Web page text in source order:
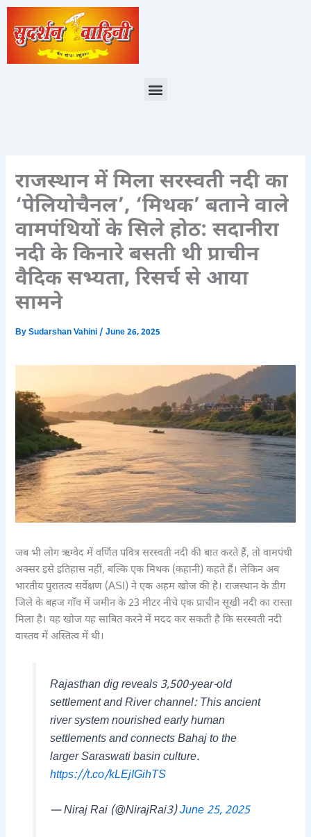
Skip
content
Menu
राजस्थान में मिला सरस्वती नदी का
‘पेलियोचैनल’, ‘मिथक’ बताने वाले
वामपंथियों के सिले होठ: सदानीरा
नदी के किनारे बसती थी प्राचीन
वैदिक सभ्यता, रिसर्च से आया
सामने
BySudarshan Vahini/June 26, 2025
जब भी लोग ऋग्वेद में वर्णित पवित्र सरस्वती नदी की बात करते हैं, तो वामपंथी
अक्सर इसे इतिहास नहीं, बल्कि एक मिथक (कहानी) कहते हैं। लेकिन अब
भारतीय पुरातत्व सर्वेक्षण (ASI) ने एक अहम खोज की है। राजस्थान के डीग
जिले के बहज गाँव में जमीन के 23 मीटर नीचे एक प्राचीन सूखी नदी का रास्ता
मिला है। यह खोज यह साबित करने में मदद कर सकती है कि सरस्वती नदी
वास्तव में अस्तित्व में थी।
Rajasthan dig reveals 3,500-year-old
settlement and River channel: This ancient
river system nourished early human
settlements and connects Bahaj to the
larger Saraswati basin culture.
https://t.co/kLEjIGihTS
— Niraj Rai (@NirajRai3)June 25, 2025